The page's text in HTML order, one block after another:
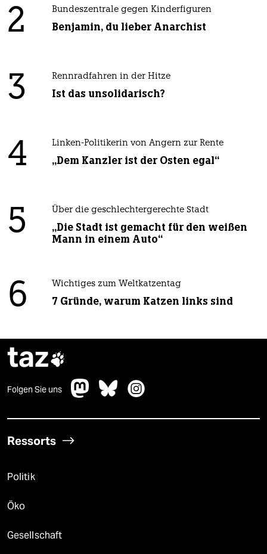
2 Bundeszentrale gegen Kinderfiguren
Benjamin, du lieber Anarchist
3 Rennradfahren in der Hitze
Ist das unsolidarisch?
4 Linken-Politikerin von Angern zur Rente
„Dem Kanzler ist der Osten egal“
5 Über die geschlechtergerechte Stadt
„Die Stadt ist gemacht für den weißen
Mann in einem Auto“
6 Wichtiges zum Weltkatzentag
7 Gründe, warum Katzen links sind
taz
Folgen Sie uns
Ressorts
Politik
Öko
Gesellschaft